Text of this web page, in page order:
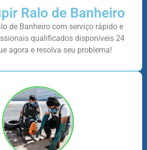
Ralo de Banheiro
de Banheiro com serviço rápido e
qualificados disponíveis 24
agora e resolva seu problema!